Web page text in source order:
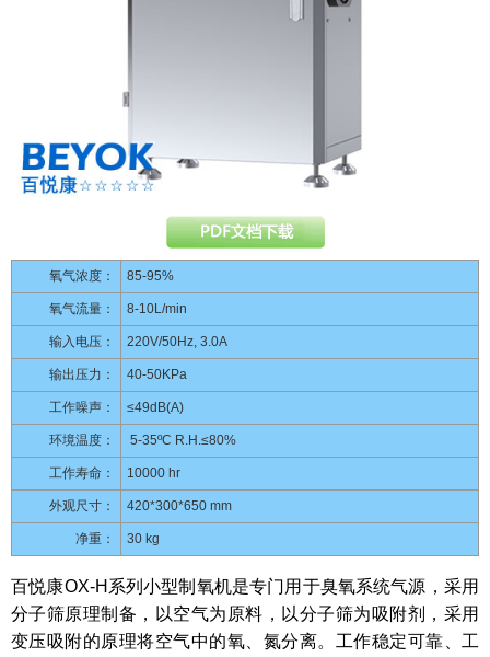
氧气浓度： 85-95%
氧气流量： 8-10L/min
输入电压： 220V/50Hz, 3.0A
输出压力： 40-50KPa
工作噪声： ≤49dB(A)
环境温度： 5-35ºC R.H.≤80%
工作寿命： 10000 hr
外观尺寸： 420*300*650 mm
净重： 30 kg
百悦康OX-H系列小型制氧机是专门用于臭氧系统气源，采用
分子筛原理制备，以空气为原料，以分子筛为吸附剂，采用
变压吸附的原理将空气中的氧、氮分离。工作稳定可靠、工